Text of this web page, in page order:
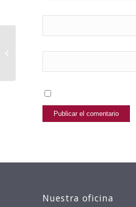
Nuestra oficina
Ibermutuamur @EmprenderFacil